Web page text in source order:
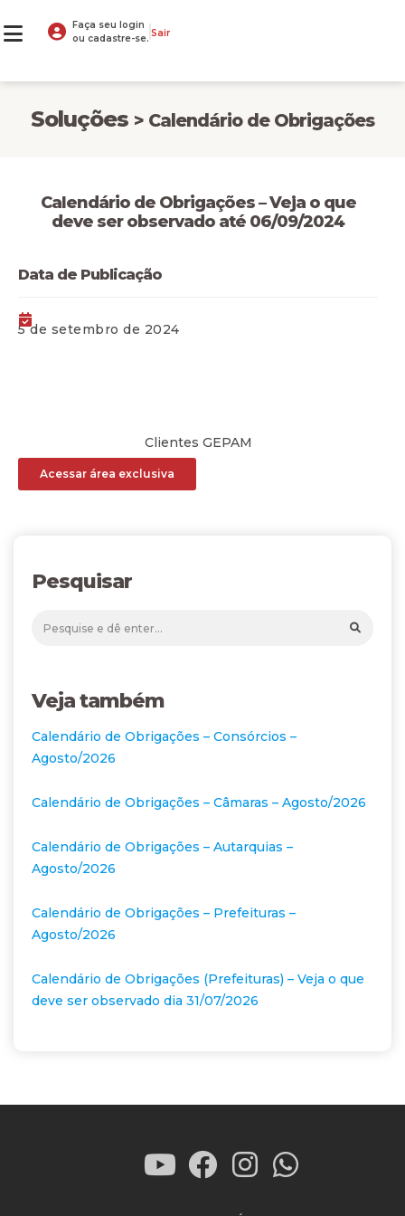
Faça seu login
ou cadastre-se. Sair
Soluções > Calendário de Obrigações
Calendário de Obrigações – Veja o que
deve ser observado até 06/09/2024
Data de Publicação
5 de setembro de 2024
Clientes GEPAM
Acessar área exclusiva
Pesquisar
Veja também
Calendário de Obrigações – Consórcios –
Agosto/2026
Calendário de Obrigações – Câmaras – Agosto/2026
Calendário de Obrigações – Autarquias –
Agosto/2026
Calendário de Obrigações – Prefeituras –
Agosto/2026
Calendário de Obrigações (Prefeituras) – Veja o que
deve ser observado dia 31/07/2026